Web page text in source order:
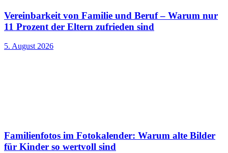
Vereinbarkeit von Familie und Beruf – Warum nur
11 Prozent der Eltern zufrieden sind
5. August 2026
Familienfotos im Fotokalender: Warum alte Bilder
für Kinder so wertvoll sind